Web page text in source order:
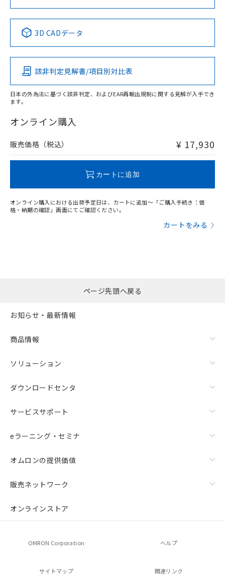
鉄材
l: 0mm以上、φd: 12mm以上、D: 0mm以上、m: 8mm以
アルミ材
l: 12mm以上、φd: 70mm以上、D: 12mm以上、m: 8mm以
検出領域
Pb Hg Cd Cr(VI)
O
在庫等で未対応品が混在する可能性があります。
問い合わせください。
No No No No
この製品の規格認証/適合状況ページへ
その他の認証はこちらのページからご検索ください
3D CADデータ
該非判定見解書/項目別対比表
日本の外為法に基づく該非判定、およびEAR再輸出規制に関する見解が入手でき
ます。
オンライン購入
販売価格（税込） ¥ 17,930
カートに追加
オンライン購入における出荷予定日は、カートに追加～「ご購入手続き：価
格・納期の確認」画面にてご確認ください。
カートをみる
ページ先頭へ戻る
お知らせ・最新情報
商品情報
ソリューション
ダウンロードセンタ
サービスサポート
eラーニング・セミナ
オムロンの提供価値
販売ネットワーク
オンラインストア
OMRON Corporation ヘルプ
サイトマップ 関連リンク